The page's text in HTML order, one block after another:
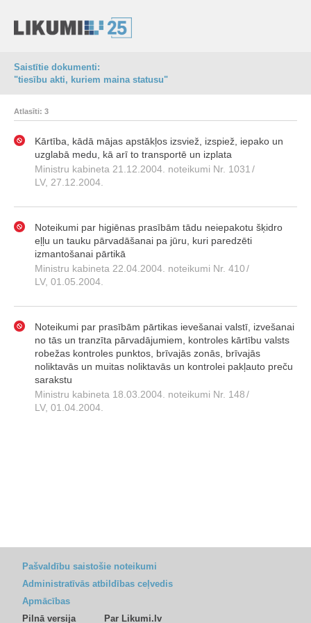
Saistītie dokumenti:
"tiesību akti, kuriem maina statusu"
Atlasīti: 3
Kārtība, kādā mājas apstākļos izsviež, izspiež, iepako un
uzglabā medu, kā arī to transportē un izplata
Ministru kabineta 21.12.2004. noteikumi Nr. 1031 /
LV, 27.12.2004.
Noteikumi par higiēnas prasībām tādu neiepakotu šķidro
eļļu un tauku pārvadāšanai pa jūru, kuri paredzēti
izmantošanai pārtikā
Ministru kabineta 22.04.2004. noteikumi Nr. 410/
LV, 01.05.2004.
Noteikumi par prasībām pārtikas ievešanai valstī, izvešanai
no tās un tranzīta pārvadājumiem, kontroles kārtību valsts
robežas kontroles punktos, brīvajās zonās, brīvajās
noliktavās un muitas noliktavās un kontrolei pakļauto preču
sarakstu
Ministru kabineta 18.03.2004. noteikumi Nr. 148/
LV, 01.04.2004.
Pašvaldību saistošie noteikumi
Administratīvās atbildības ceļvedis
Apmācības
Pilnā versija
Par Likumi.lv